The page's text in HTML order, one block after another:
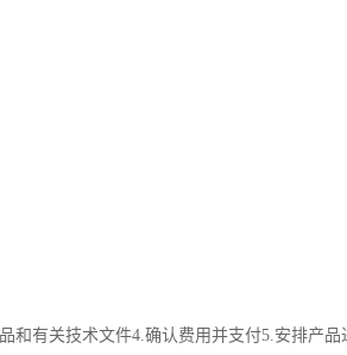
和有关技术文件4.确认费用并支付5.安排产品